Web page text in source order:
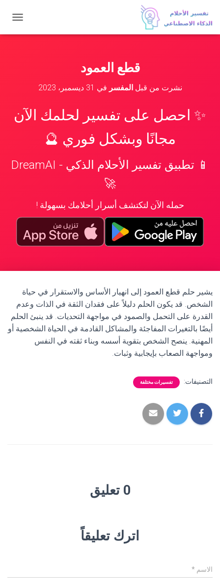
ب
ل
قطع العمود
نشرت من قبلالمفسر في 31 ديسمبر، 2023
✨ احصل على تفسير لحلمك الآن
مجانًا وبشكل فوري 🔮
📱 تطبيق تفسير الأحلام الذكي - DreamAI
🚀
حمله الآن لتكتشف أسرار أحلامك بسهولة !
يشير حلم قطع العمود إلى انهيار الأساس والاستقرار في حياة
الشخص. قد يكون الحلم دليلاً على فقدان الثقة في الذات وعدم
القدرة على التحمل والصمود في مواجهة التحديات. قد ينبئ الحلم
أيضًا بالتغيرات المفاجئة والمشاكل القادمة في الحياة الشخصية أو
المهنية. ينصح الشخص بتقوية أسسه وبناء ثقته في النفس
ومواجهة الصعاب بإيجابية وثبات.
التصنيفات: تفسيرات مختلفة
0 تعليق
اترك تعليقاً
الاسم *